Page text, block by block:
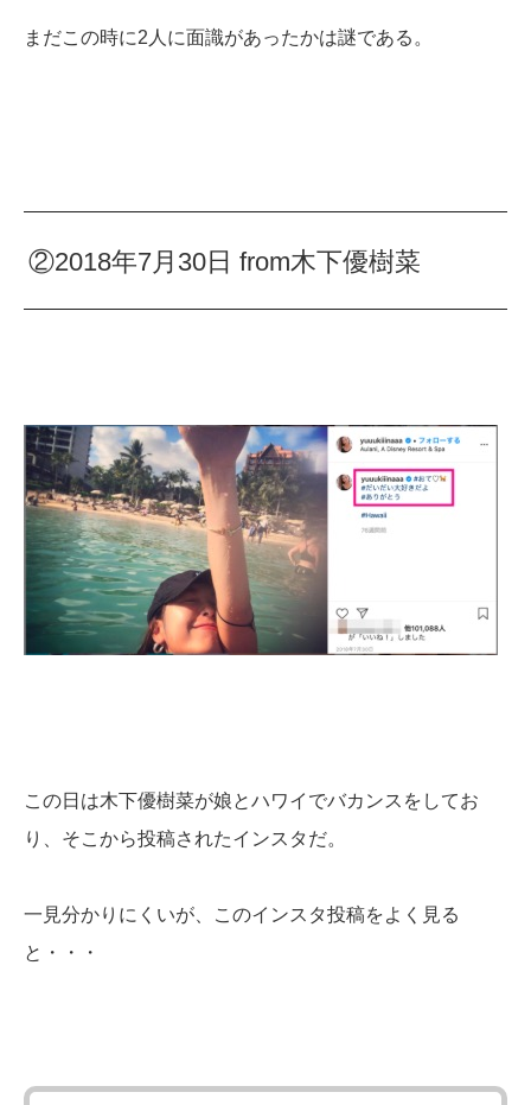
まだこの時に2人に面識があったかは謎である。
②2018年7月30日 from木下優樹菜
この日は木下優樹菜が娘とハワイでバカンスをしてお
り、そこから投稿されたインスタだ。
一見分かりにくいが、このインスタ投稿をよく見る
と・・・